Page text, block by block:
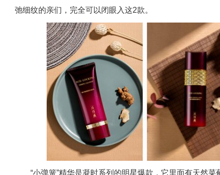
弛细纹的亲们，完全可以闭眼入这2款。
“小弹簧”精华是凝时系列的明星爆款，它里面有天然